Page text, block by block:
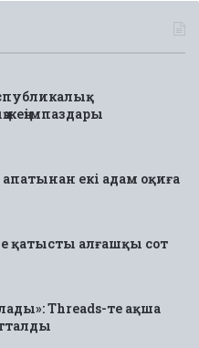
екі адам оқиға
қатысты алғашқы сот
Threads-те ақша